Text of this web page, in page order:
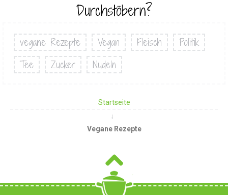
Durchstöbern?
vegane Rezepte Vegan Fleisch
Politik
Tee
Zucker Nudeln
Startseite
Vegane Rezepte